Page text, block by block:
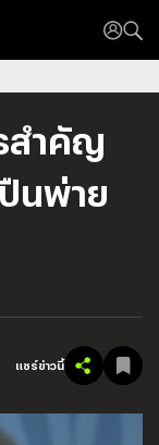
สำคัญ
นพ่าย
แชร์ข่าวนี้